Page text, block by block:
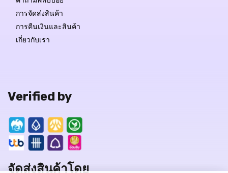
การจัดส่งสินค้า
การคืนเงินและสินค้า
เกี่ยวกับเรา
Verified by
จัดส่งสินค้าโดย